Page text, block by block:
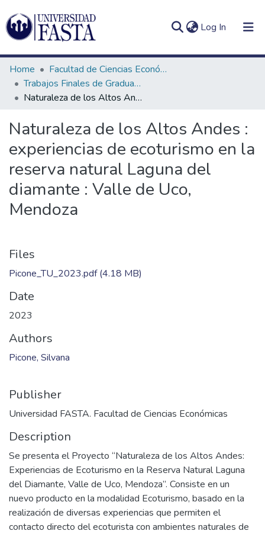
Log In (current)
Communities
&
Collections
All of DSpace
Statistics
In(current)
Home
Facultad de Ciencias Económicas
Trabajos Finales de Graduación de Licenciatura en Turismo
Naturaleza de los Altos Andes : experiencias de ecoturismo en la reserva natural Laguna del diamante : Valle de Uco, Mendoza
Naturaleza de los Altos Andes :
experiencias de ecoturismo en la
reserva natural Laguna del
diamante : Valle de Uco,
Mendoza
Files
Picone_TU_2023.pdf(4.18 MB)
Date
2023
Authors
Picone, Silvana
Publisher
Universidad FASTA. Facultad de Ciencias Económicas
Description
Se presenta el Proyecto “Naturaleza de los Altos Andes:
Experiencias de Ecoturismo en la Reserva Natural Laguna
del Diamante, Valle de Uco, Mendoza”. Consiste en un
nuevo producto en la modalidad Ecoturismo, basado en la
realización de diversas experiencias que permiten el
contacto directo del ecoturista con ambientes naturales de